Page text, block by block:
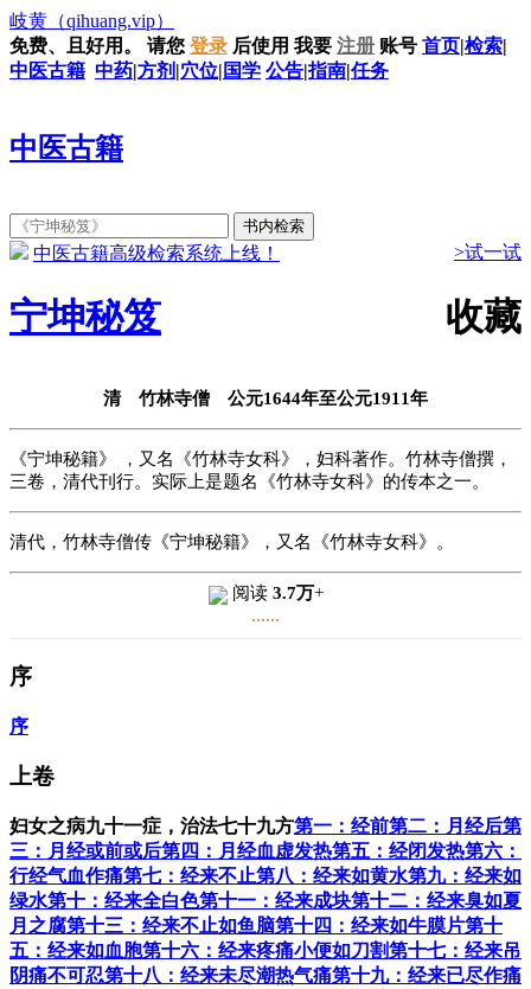
岐黄 （qihuang.vip）
免费、且好用。
请您 登录 后使用 我要 注册 账号 首页|检索|
中医古籍 中药|方剂 |穴位| 国学 公告|指南|任务
中医古籍
中医古籍高级检索系统上线！ >试一试
宁坤秘笈 收藏
清 竹林寺僧 公元1644年至公元1911年
《宁坤秘籍》 ，又名《竹林寺女科》，妇科著作。竹林寺僧撰，
三卷，清代刊行。实际上是题名《竹林寺女科》的传本之一。
清代，竹林寺僧传《宁坤秘籍》，又名《竹林寺女科》。
阅读 3.7万+
......
序
序
上卷
妇女之病九十一症，治法七十九方第一：经前第二：月经后第
三：月经或前或后第四：月经血虚发热第五：经闭发热第六：
行经气血作痛第七：经来不止第八：经来如黄水第九：经来如
绿水第十：经来全白色第十一：经来成块第十二：经来臭如夏
月之腐第十三：经来不止如鱼脑第十四：经来如牛膜片第十
五：经来如血胞第十六：经来疼痛小便如刀割第十七：经来吊
阴痛不可忍第十八：经来未尽潮热气痛第十九：经来已尽作痛